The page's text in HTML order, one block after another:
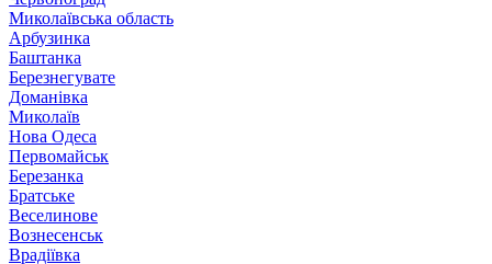
Миколаївська область
Арбузинка
Баштанка
Березнегувате
Доманівка
Миколаїв
Нова Одеса
Первомайськ
Березанка
Братське
Веселинове
Вознесенськ
Врадіївка